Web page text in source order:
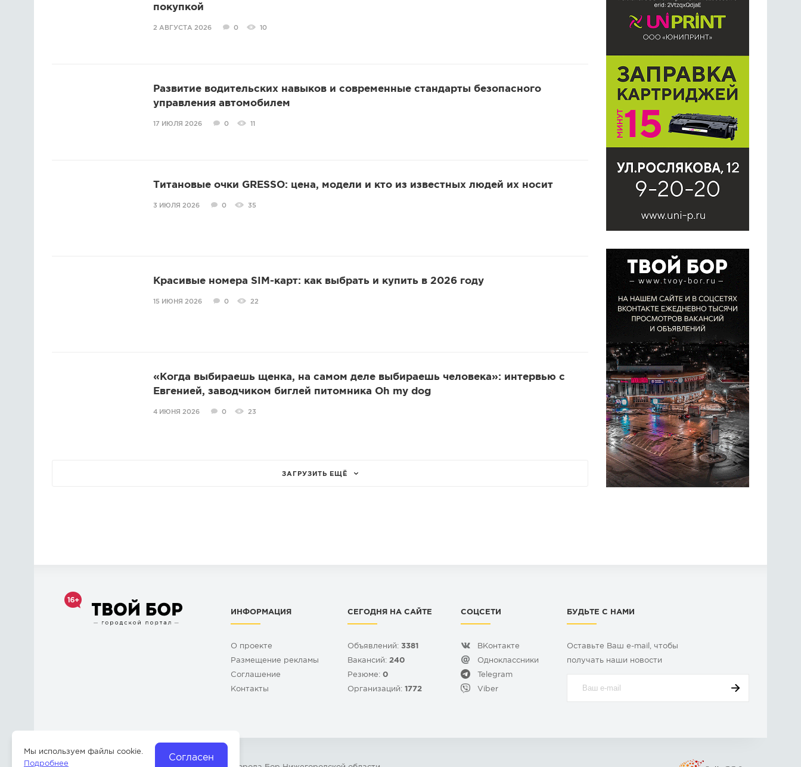
покупкой
2 АВГУСТА 2026 0 10
Развитие водительских навыков и современные стандарты безопасного
управления автомобилем
17 ИЮЛЯ 2026 0 11
Титановые очки GRESSO: цена, модели и кто из известных людей их носит
3 ИЮЛЯ 2026 0 35
Красивые номера SIM-карт: как выбрать и купить в 2026 году
15 ИЮНЯ 2026 0 22
«Когда выбираешь щенка, на самом деле выбираешь человека»: интервью с
Евгенией, заводчиком биглей питомника Oh my dog
4 ИЮНЯ 2026 0 23
ЗАГРУЗИТЬ ЕЩЁ
ИНФОРМАЦИЯ
О проекте
Размещение рекламы
Cоглашение
Контакты
СЕГОДНЯ НА САЙТЕ
Объявлений: 3381
Вакансий: 240
Резюме: 0
Организаций: 1772
СОЦСЕТИ
ВКонтакте
Одноклассники
Telegram
Viber
БУДЬТЕ С НАМИ
Оставьте Ваш e-mail, чтобы
получать наши новости
Согласен
Мы используем файлы cookie.
Подробнее